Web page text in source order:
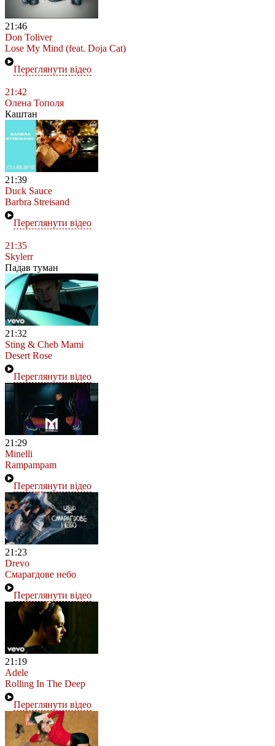
21:46
Don Toliver
Lose My Mind (feat. Doja Cat)
Переглянути відео
21:42
Олена Тополя
Каштан
21:39
Duck Sauce
Barbra Streisand
Переглянути відео
21:35
Skylerr
Падав туман
21:32
Sting & Cheb Mami
Desert Rose
Переглянути відео
21:29
Minelli
Rampampam
Переглянути відео
21:23
Drevo
Смарагдове небо
Переглянути відео
21:19
Adele
Rolling In The Deep
Переглянути відео